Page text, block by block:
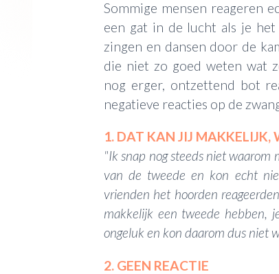
Sommige mensen reageren
een gat in de lucht als je
zingen en dansen door de
die niet zo goed weten wat
nog erger, ontzettend bot
negatieve reacties op de
1. DAT KAN JIJ MAKKELIJK,
"Ik snap nog steeds niet waarom
van de tweede en kon echt
vrienden het hoorden
makkelijk een tweede hebben,
ongeluk en kon daarom dus niet
2. GEEN REACTIE